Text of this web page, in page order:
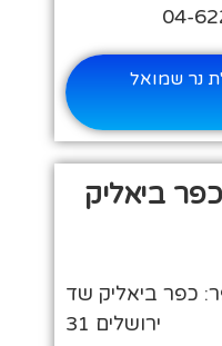
נר שמואל
ביאליק
כפר ביאליק שד
ירושלים 31